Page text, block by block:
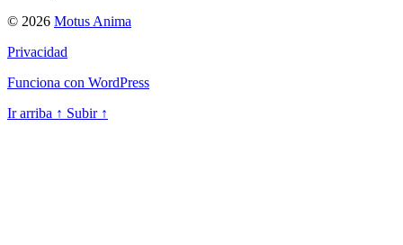
© 2026 Motus Anima
Privacidad
Funciona con WordPress
Ir arriba ↑ Subir ↑